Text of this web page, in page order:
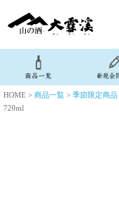
HOME > 商品一覧 > 季節限定商品
720ml